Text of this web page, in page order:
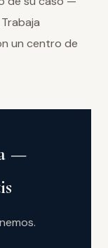
un centro de
—